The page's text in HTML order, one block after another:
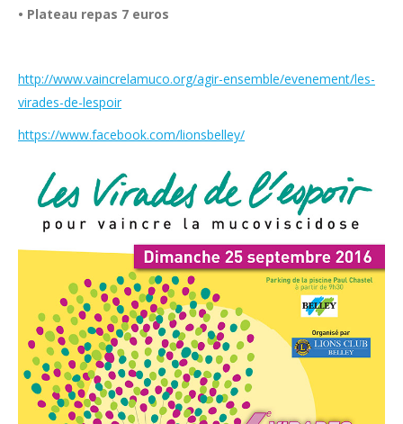
• Plateau repas 7 euros
http://www.vaincrelamuco.org/agir-ensemble/evenement/les-
virades-de-lespoir
https://www.facebook.com/lionsbelley/